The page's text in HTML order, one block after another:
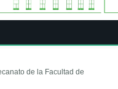
de la Facultad de